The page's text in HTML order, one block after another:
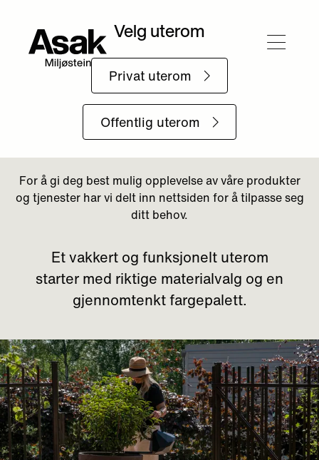
En smak av sør
Et vakkert og funksjonelt uterom
starter med riktige materialvalg og en
gjennomtenkt fargepalett.